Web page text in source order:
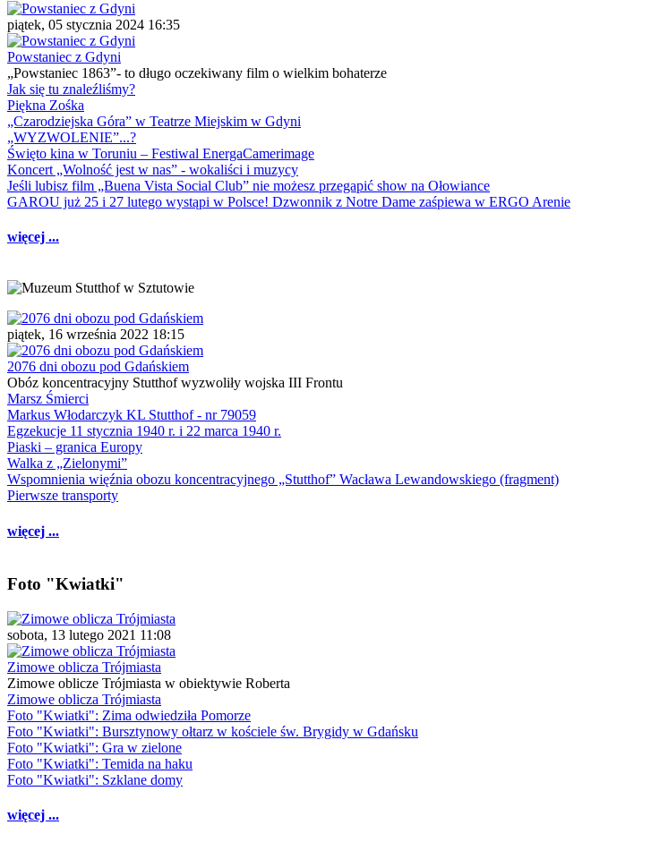
piątek, 05 stycznia 2024 16:35
Powstaniec z Gdyni
„Powstaniec 1863”- to długo oczekiwany film o wielkim bohaterze
Jak się tu znaleźliśmy?
Piękna Zośka
„Czarodziejska Góra” w Teatrze Miejskim w Gdyni
„WYZWOLENIE”...?
Święto kina w Toruniu – Festiwal EnergaCamerimage
Koncert „Wolność jest w nas” - wokaliści i muzycy
Jeśli lubisz film „Buena Vista Social Club” nie możesz przegapić show na Ołowiance
GAROU już 25 i 27 lutego wystąpi w Polsce! Dzwonnik z Notre Dame zaśpiewa w ERGO Arenie
więcej ...
piątek, 16 września 2022 18:15
2076 dni obozu pod Gdańskiem
Obóz koncentracyjny Stutthof wyzwoliły wojska III Frontu
Marsz Śmierci
Markus Włodarczyk KL Stutthof - nr 79059
Egzekucje 11 stycznia 1940 r. i 22 marca 1940 r.
Piaski – granica Europy
Walka z „Zielonymi”
Wspomnienia więźnia obozu koncentracyjnego „Stutthof” Wacława Lewandowskiego (fragment)
Pierwsze transporty
więcej ...
Foto "Kwiatki"
sobota, 13 lutego 2021 11:08
Zimowe oblicza Trójmiasta
Zimowe oblicze Trójmiasta w obiektywie Roberta
Zimowe oblicza Trójmiasta
Foto "Kwiatki": Zima odwiedziła Pomorze
Foto "Kwiatki": Bursztynowy ołtarz w kościele św. Brygidy w Gdańsku
Foto "Kwiatki": Gra w zielone
Foto "Kwiatki": Temida na haku
Foto "Kwiatki": Szklane domy
więcej ...